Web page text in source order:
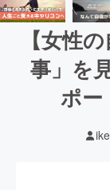
【女性
事」を
ポー